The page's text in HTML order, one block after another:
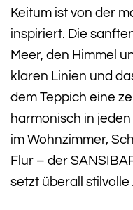
Keitum ist von der
inspiriert. Die
Meer, den Himmel
klaren Linien und
dem Teppich eine
harmonisch in
im Wohnzimmer,
Flur – der
setzt überall stilvolle